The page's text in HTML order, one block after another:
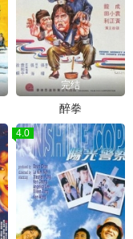
完结
醉拳
4.0